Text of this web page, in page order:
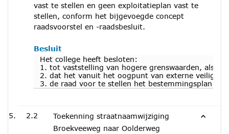
vast te stellen en geen exploitatieplan vast te
stellen, conform het bijgevoegde concept
raadsvoorstel en -raadsbesluit.
Besluit
Het college heeft besloten:
1. tot vaststelling van hogere grenswaarden, als
2. dat het vanuit het oogpunt van externe
3. de raad voor te stellen het bestemmingsplan
2.2
Toekenning straatnaamwijziging
Broekveeweg naar Oolderweg